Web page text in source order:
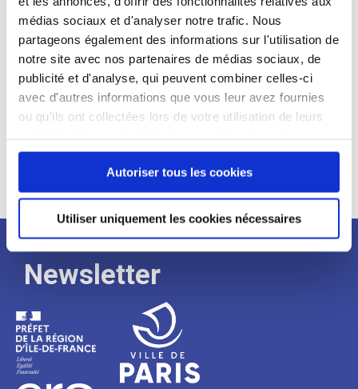
médias sociaux et d'analyser notre trafic. Nous
partageons également des informations sur l'utilisation de
notre site avec nos partenaires de médias sociaux, de
publicité et d'analyse, qui peuvent combiner celles-ci
avec d'autres informations que vous leur avez fournies
ou qu'ils ont collectées lors de votre utilisation de leurs
continuez à utiliser notre site Web.
Autoriser tous les cookies
Utiliser uniquement les cookies nécessaires
Expérience :
Processus
de
recrutement
Newsletter